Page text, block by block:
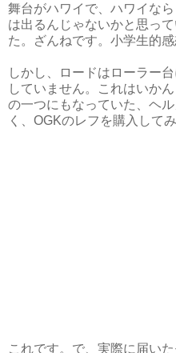
舞台がハワイで、ハワイな
は出るんじゃないかと思っ
た。ざんねです。小学生的感
しかし、ロードはローラー
していません。これはいか
の一つにもなっていた、ヘ
く、OGKのレフを購入してみ
これです。で、実際に届い